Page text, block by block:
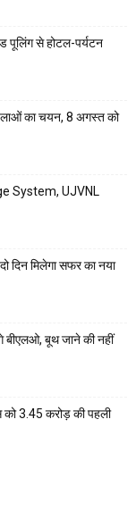
पूलिंग से होटल-पर्यटन
का चयन, 8 अगस्त को
System, UJVNL
दिन मिलेगा सफर का नया
बीएलओ, बूथ जाने की नहीं
को 3.45 करोड़ की पहली